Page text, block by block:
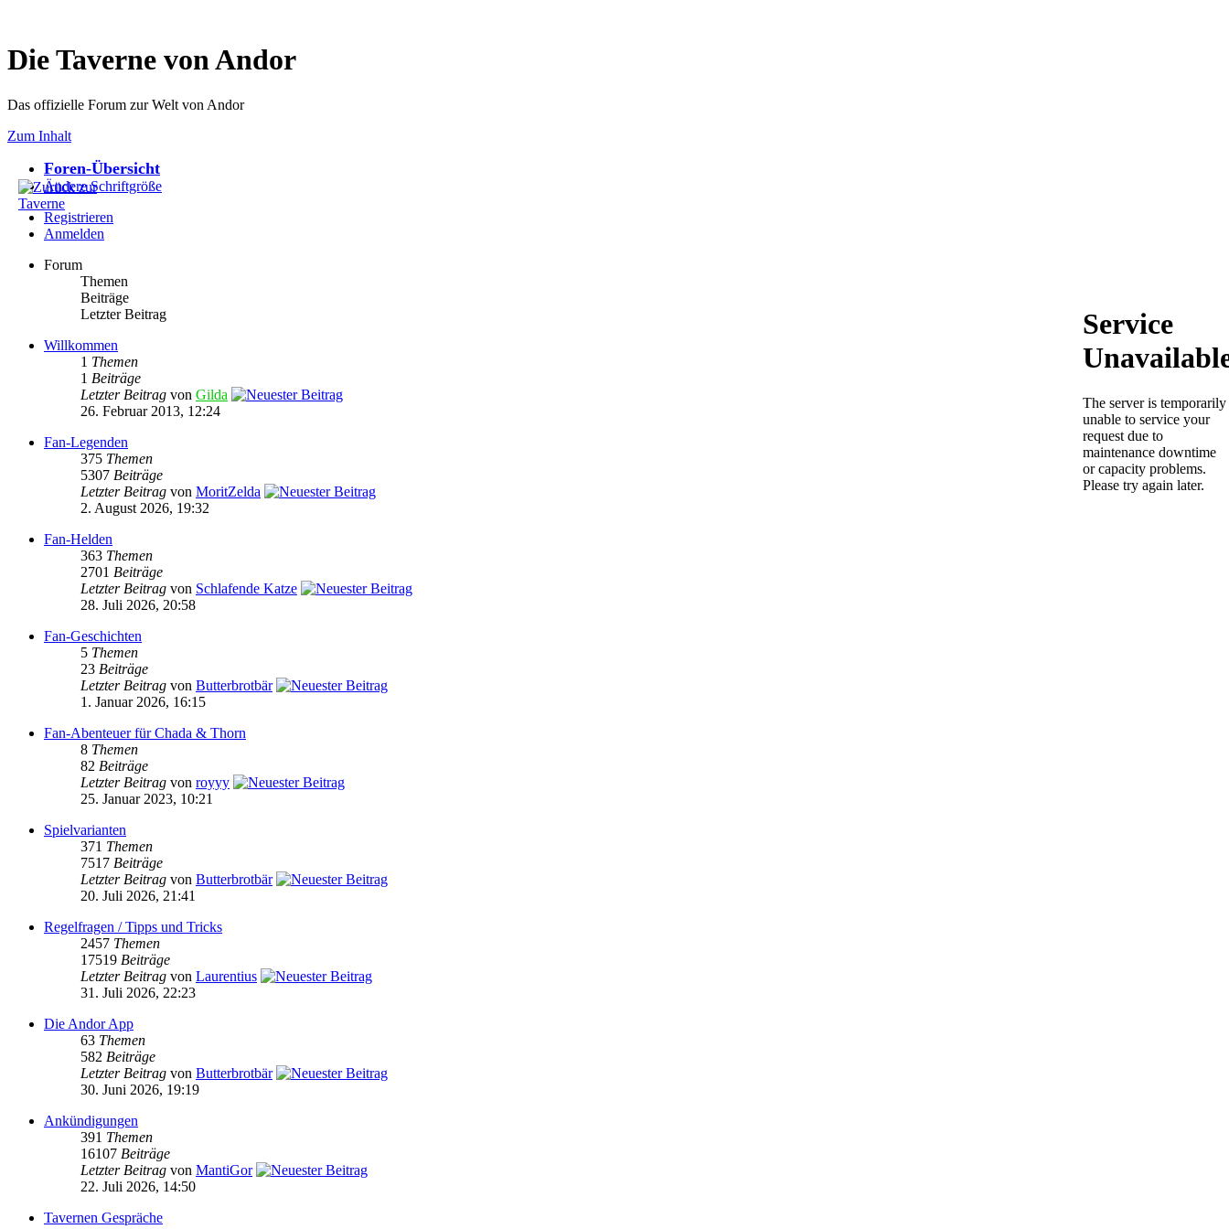
Die Taverne von Andor
Das offizielle Forum zur Welt von Andor
Zum Inhalt
Foren-Übersicht
Ändere Schriftgröße
Registrieren
Anmelden
Forum
Themen
Beiträge
Letzter Beitrag
Willkommen
1 Themen
1 Beiträge
Letzter Beitrag von Gilda
26. Februar 2013, 12:24
Fan-Legenden
375 Themen
5307 Beiträge
Letzter Beitrag von MoritZelda
2. August 2026, 19:32
Fan-Helden
363 Themen
2701 Beiträge
Letzter Beitrag von Schlafende Katze
28. Juli 2026, 20:58
Fan-Geschichten
5 Themen
23 Beiträge
Letzter Beitrag von Butterbrotbär
1. Januar 2026, 16:15
Fan-Abenteuer für Chada & Thorn
8 Themen
82 Beiträge
Letzter Beitrag von royyy
25. Januar 2023, 10:21
Spielvarianten
371 Themen
7517 Beiträge
Letzter Beitrag von Butterbrotbär
20. Juli 2026, 21:41
Regelfragen / Tipps und Tricks
2457 Themen
17519 Beiträge
Letzter Beitrag von Laurentius
31. Juli 2026, 22:23
Die Andor App
63 Themen
582 Beiträge
Letzter Beitrag von Butterbrotbär
30. Juni 2026, 19:19
Ankündigungen
391 Themen
16107 Beiträge
Letzter Beitrag von MantiGor
22. Juli 2026, 14:50
Tavernen Gespräche